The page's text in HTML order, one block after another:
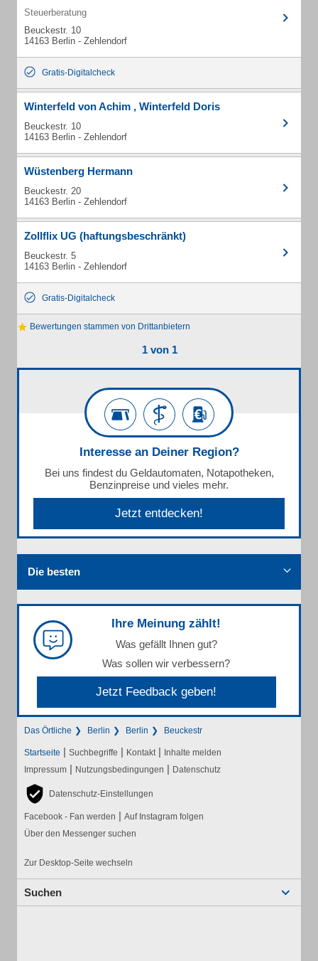
Steuerberatung
Beuckestr. 10
14163 Berlin - Zehlendorf
Gratis-Digitalcheck
Winterfeld von Achim , Winterfeld Doris
Beuckestr. 10
14163 Berlin - Zehlendorf
Wüstenberg Hermann
Beuckestr. 20
14163 Berlin - Zehlendorf
Zollflix UG (haftungsbeschränkt)
Beuckestr. 5
14163 Berlin - Zehlendorf
Gratis-Digitalcheck
Bewertungen stammen von Drittanbietern
1 von 1
Interesse an Deiner Region?
Bei uns findest du Geldautomaten, Notapotheken,
Benzinpreise und vieles mehr.
Jetzt entdecken!
Die besten
Ihre Meinung zählt!
Was gefällt Ihnen gut?
Was sollen wir verbessern?
Jetzt Feedback geben!
Das Örtliche Berlin Berlin Beuckestr
Startseite | Suchbegriffe | Kontakt | Inhalte melden
Impressum | Nutzungsbedingungen | Datenschutz
Datenschutz-Einstellungen
Facebook - Fan werden | Auf Instagram folgen
Über den Messenger suchen
Zur Desktop-Seite wechseln
Suchen